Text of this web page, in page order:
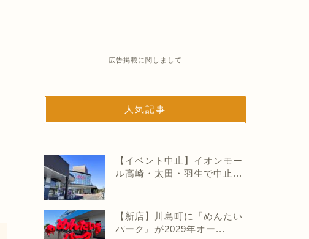
広告掲載に関しまして
人気記事
【イベント中止】イオンモー
ル高崎・太田・羽生で中止...
【新店】川島町に『めんたい
パーク』が2029年オー...